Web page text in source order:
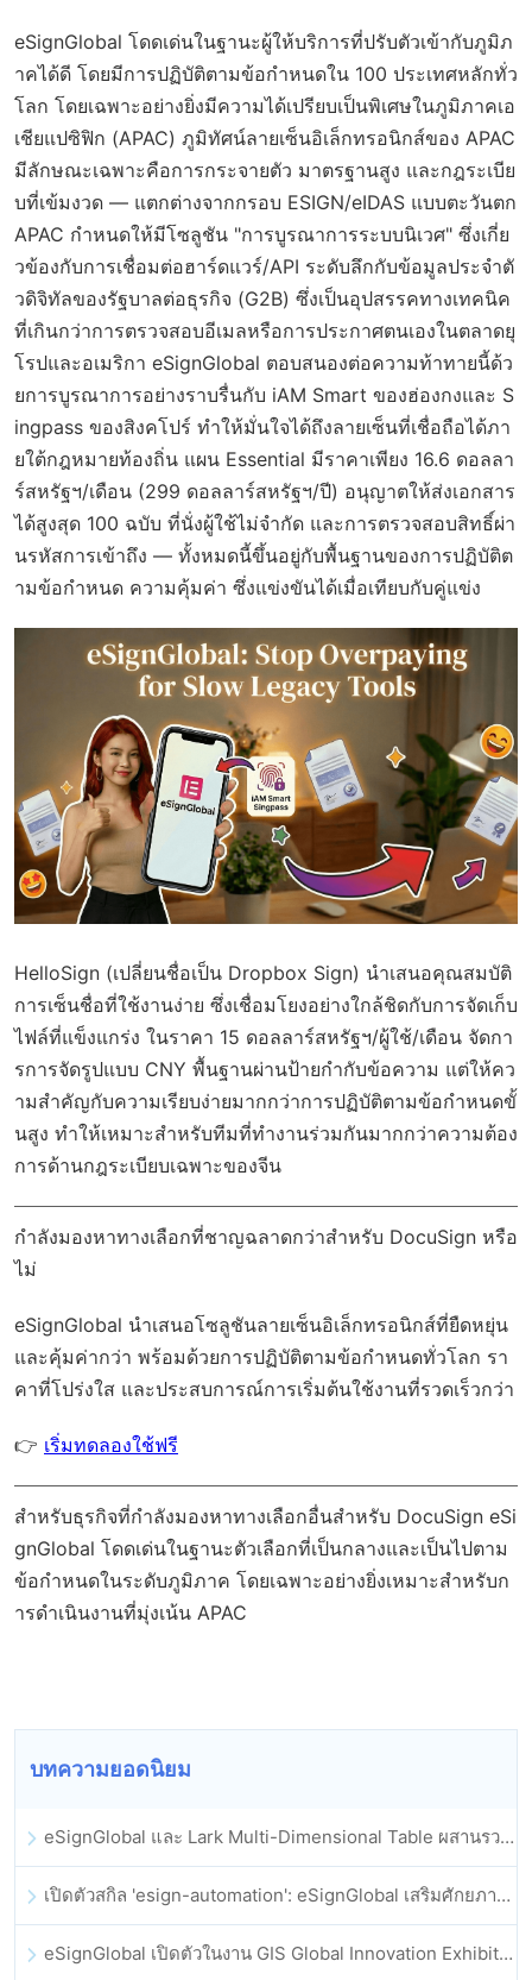
eSignGlobal โดดเด่นในฐานะผู้ให้บริการที่ปรับตัวเข้ากับภูมิภ
าคได้ดี โดยมีการปฏิบัติตามข้อกำหนดใน 100 ประเทศหลักทั่ว
โลก โดยเฉพาะอย่างยิ่งมีความได้เปรียบเป็นพิเศษในภูมิภาคเอ
เชียแปซิฟิก (APAC) ภูมิทัศน์ลายเซ็นอิเล็กทรอนิกส์ของ APAC
มีลักษณะเฉพาะคือการกระจายตัว มาตรฐานสูง และกฎระเบีย
บที่เข้มงวด — แตกต่างจากกรอบ ESIGN/eIDAS แบบตะวันตก
APAC กำหนดให้มีโซลูชัน "การบูรณาการระบบนิเวศ" ซึ่งเกี่ย
วข้องกับการเชื่อมต่อฮาร์ดแวร์/API ระดับลึกกับข้อมูลประจำตั
วดิจิทัลของรัฐบาลต่อธุรกิจ (G2B) ซึ่งเป็นอุปสรรคทางเทคนิค
ที่เกินกว่าการตรวจสอบอีเมลหรือการประกาศตนเองในตลาดยุ
โรปและอเมริกา eSignGlobal ตอบสนองต่อความท้าทายนี้ด้ว
ยการบูรณาการอย่างราบรื่นกับ iAM Smart ของฮ่องกงและ S
ingpass ของสิงคโปร์ ทำให้มั่นใจได้ถึงลายเซ็นที่เชื่อถือได้ภา
ยใต้กฎหมายท้องถิ่น แผน Essential มีราคาเพียง 16.6 ดอลลา
ร์สหรัฐฯ/เดือน (299 ดอลลาร์สหรัฐฯ/ปี) อนุญาตให้ส่งเอกสาร
ได้สูงสุด 100 ฉบับ ที่นั่งผู้ใช้ไม่จำกัด และการตรวจสอบสิทธิ์ผ่า
นรหัสการเข้าถึง — ทั้งหมดนี้ขึ้นอยู่กับพื้นฐานของการปฏิบัติต
ามข้อกำหนด ความคุ้มค่า ซึ่งแข่งขันได้เมื่อเทียบกับคู่แข่ง
HelloSign (เปลี่ยนชื่อเป็น Dropbox Sign) นำเสนอคุณสมบัติ
การเซ็นชื่อที่ใช้งานง่าย ซึ่งเชื่อมโยงอย่างใกล้ชิดกับการจัดเก็บ
ไฟล์ที่แข็งแกร่ง ในราคา 15 ดอลลาร์สหรัฐฯ/ผู้ใช้/เดือน จัดกา
รการจัดรูปแบบ CNY พื้นฐานผ่านป้ายกำกับข้อความ แต่ให้คว
ามสำคัญกับความเรียบง่ายมากกว่าการปฏิบัติตามข้อกำหนดขั้
นสูง ทำให้เหมาะสำหรับทีมที่ทำงานร่วมกันมากกว่าความต้อง
การด้านกฎระเบียบเฉพาะของจีน
กำลังมองหาทางเลือกที่ชาญฉลาดกว่าสำหรับ DocuSign หรือ
ไม่
eSignGlobal นำเสนอโซลูชันลายเซ็นอิเล็กทรอนิกส์ที่ยืดหยุ่น
และคุ้มค่ากว่า พร้อมด้วยการปฏิบัติตามข้อกำหนดทั่วโลก รา
คาที่โปร่งใส และประสบการณ์การเริ่มต้นใช้งานที่รวดเร็วกว่า
👉 เริ่มทดลองใช้ฟรี
สำหรับธุรกิจที่กำลังมองหาทางเลือกอื่นสำหรับ DocuSign eSi
gnGlobal โดดเด่นในฐานะตัวเลือกที่เป็นกลางและเป็นไปตาม
ข้อกำหนดในระดับภูมิภาค โดยเฉพาะอย่างยิ่งเหมาะสำหรับก
ารดำเนินงานที่มุ่งเน้น APAC
บทความยอดนิยม
eSignGlobal และ Lark Multi-Dimensional Table ผสานรวมกันอย่างเป็นทางการ: การลงนามและการเก็บถาวรสัญญาอิเล็กทรอนิกส์แบบอัตโนมัติเต็มรูปแบบ
เปิดตัวสกิล 'esign-automation': eSignGlobal เสริมศักยภาพให้ OpenClaw ด้วยลายเซ็นอิเล็กทรอนิกส์อัตโนมัติ
eSignGlobal เปิดตัวในงาน GIS Global Innovation Exhibition 2025